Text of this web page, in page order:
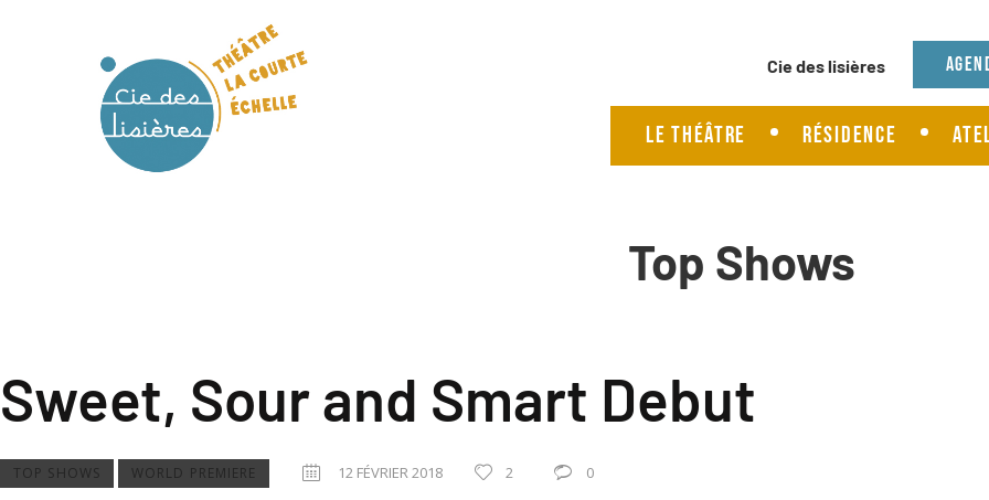
Le Théâtre Résidence
Top Shows
Présentation cie
Spectacles cie
Sweet, Sour and Smart Debut
TOP SHOWS WORLD PREMIERE 12 FÉVRIER 2018 2 0